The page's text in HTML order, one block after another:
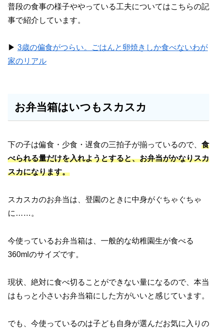
普段の食事の様子ややっている工夫についてはこちらの記
事で紹介しています。
▶︎ 3歳の偏食がつらい。ごはんと卵焼きしか食べないわが
家のリアル
お弁当箱はいつもスカスカ
下の子は偏食・少食・遅食の三拍子が揃っているので、 食
べられる量だけを入れようとすると、お弁当がかなりスカ
スカになります。
スカスカのお弁当は、登園のときに中身がぐちゃぐちゃ
に……。
今使っているお弁当箱は、一般的な幼稚園生が食べる
360mlのサイズです。
現状、絶対に食べ切ることができない量になるので、本当
はもっと小さいお弁当箱にした方がいいと感じています。
でも、今使っているのは子ども自身が選んだお気に入りの